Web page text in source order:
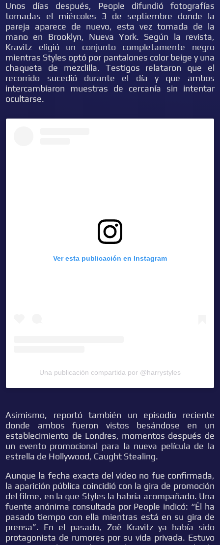
Unos días después, People difundió fotografías
tomadas el miércoles 3 de septiembre donde la
pareja aparece de nuevo, esta vez tomada de la
mano en Brooklyn, Nueva York. Según la revista,
Kravitz eligió un conjunto completamente negro
mientras Styles optó por pantalones color beige y una
chaqueta de mezclilla. Testigos relataron que el
recorrido sucedió durante el día y que ambos
intercambiaron muestras de cercanía sin intentar
ocultarse.
Ver esta publicación en Instagram
Una publicación compartida por @harrystyles
Asimismo, reportó también un episodio reciente
donde ambos fueron vistos besándose en un
establecimiento de Londres, momentos después de
un evento promocional para la nueva película de la
estrella de Hollywood, Caught Stealing.
Aunque la fecha exacta del video no fue confirmada,
la aparición pública coincidió con la gira de promoción
del filme, en la que Styles la habría acompañado. Una
fuente anónima consultada por People indicó: “Él ha
pasado tiempo con ella mientras está en su gira de
prensa”. En el pasado, Zoë Kravitz ya había sido
protagonista de rumores por su vida privada. Estuvo